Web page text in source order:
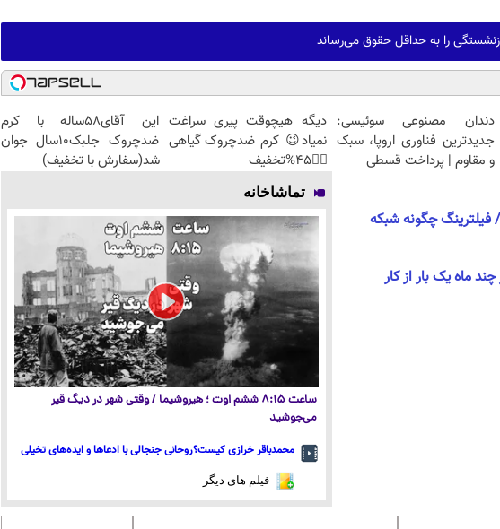
را به حداقل حقوق می‌رساند
دندان مصنوعی سوئیسی:
جدیدترین فناوری اروپا، سبک
و مقاوم | پرداخت قسطی
دیگه هیچوقت پیری سراغت
نمیاد😉 کرم ضدچروک گیاهی
👈🏻45%تخفیف
این آقای58ساله با کرم
ضدچروک جلبک10سال جوان
شد(سفارش با تخفیف)
چگونه شبکه
ماه یک‌ بار از کار
تماشاخانه
ساعت ۸:۱۵ ششم اوت ؛ هیروشیما / وقتی شهر در دیگ قیر
می‌جوشید
محمدباقر خرازی کیست؟روحانی جنجالی با ادعاها و ایده‌های تخیلی
فیلم های دیگر